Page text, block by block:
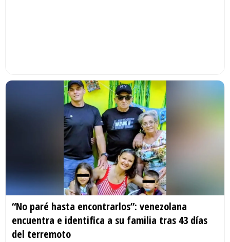
“No paré hasta encontrarlos”: venezolana
encuentra e identifica a su familia tras 43 días
del terremoto